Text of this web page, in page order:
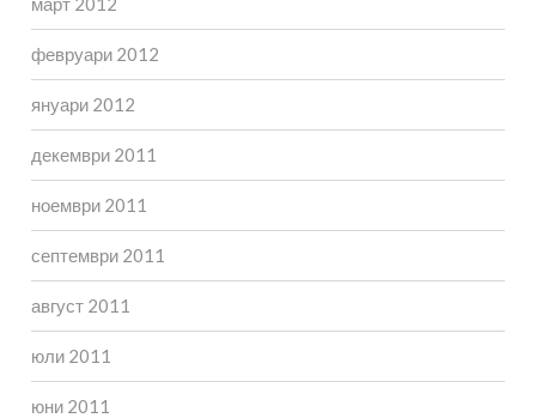
февруари 2012
януари 2012
декември 2011
ноември 2011
септември 2011
август 2011
юли 2011
юни 2011